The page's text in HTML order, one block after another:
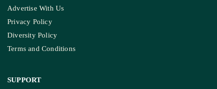
Advertise With Us
Privacy Policy
Diversity Policy
Terms and Conditions
SUPPORT